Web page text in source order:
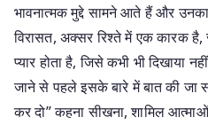
भावनात्मक मुद्दे सामने आते हैं और उनका
विरासत, अक्सर रिश्ते में एक कारक है,
प्यार होता है, जिसे कभी भी दिखाया
जाने से पहले इसके बारे में बात की जा
कर दो” कहना सीखना, शामिल